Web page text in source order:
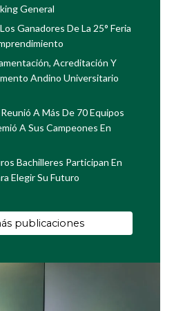
General
Ganadores De La 25° Feria
Acreditación Y
Andino Universitario
A Más De 70 Equipos
A Sus Campeones En
Bachilleres Participan En
Elegir Su Futuro
publicaciones